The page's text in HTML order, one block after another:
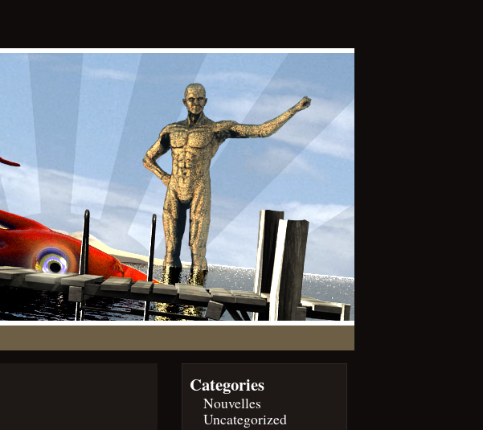
Categories
Nouvelles
Uncategorized